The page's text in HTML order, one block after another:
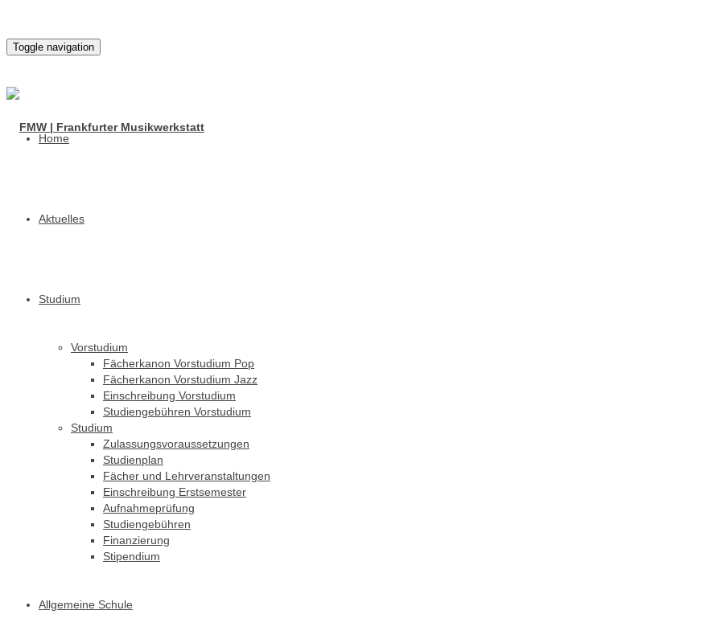
Toggle navigation
Home
Aktuelles
Studium
Vorstudium
Fächerkanon Vorstudium Pop
Fächerkanon Vorstudium Jazz
Einschreibung Vorstudium
Studiengebühren Vorstudium
Studium
Zulassungsvoraussetzungen
Studienplan
Fächer und Lehrveranstaltungen
Einschreibung Erstsemester
Aufnahmeprüfung
Studiengebühren
Finanzierung
Stipendium
Allgemeine Schule